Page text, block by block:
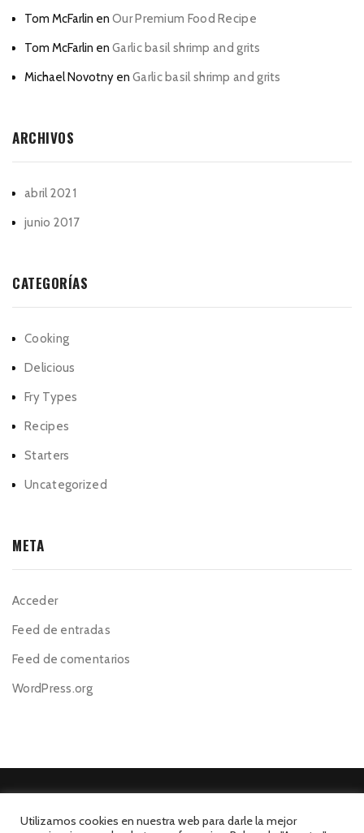
Tom McFarlin en Our Premium Food Recipe
Tom McFarlin en Garlic basil shrimp and grits
Michael Novotny en Garlic basil shrimp and grits
ARCHIVOS
abril 2021
junio 2017
CATEGORÍAS
Cooking
Delicious
Fry Types
Recipes
Starters
Uncategorized
META
Acceder
Feed de entradas
Feed de comentarios
WordPress.org
Utilizamos cookies en nuestra web para darle la mejor